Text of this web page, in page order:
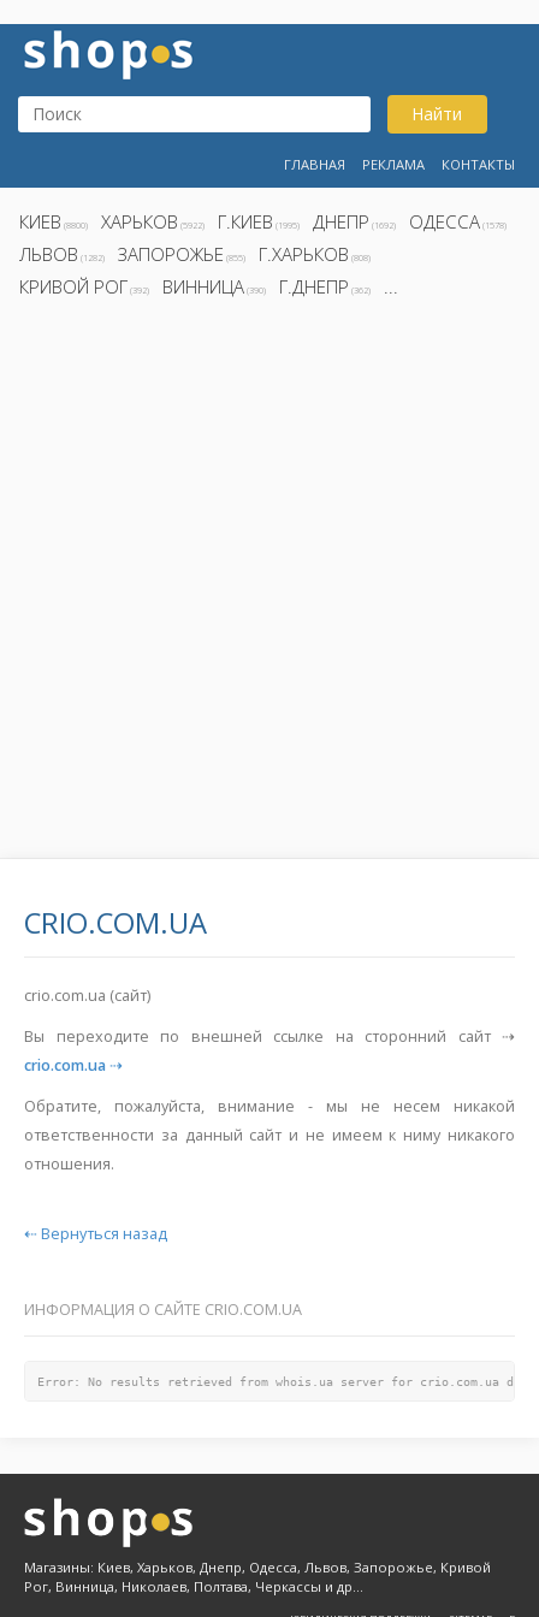
Найти
ГЛАВНАЯ РЕКЛАМА КОНТАКТЫ
КИЕВ (8800) ХАРЬКОВ (5922) Г.КИЕВ (1995) ДНЕПР (1692) ОДЕССА (1578)
ЛЬВОВ (1282) ЗАПОРОЖЬЕ (855) Г.ХАРЬКОВ (808)
КРИВОЙ РОГ (392) ВИННИЦА (390) Г.ДНЕПР (362) ...
CRIO.COM.UA
crio.com.ua (сайт)
Вы переходите по внешней ссылке на сторонний сайт ⇢
crio.com.ua⇢
Обратите, пожалуйста, внимание - мы не несем никакой
ответственности за данный сайт и не имеем к ниму никакого
отношения.
⇠ Вернуться назад
ИНФОРМАЦИЯ О САЙТЕ CRIO.COM.UA
Error: No results retrieved from whois.ua server for crio.com.ua
Магазины: Киев, Харьков, Днепр, Одесса, Львов, Запорожье, Кривой
Рог, Винница, Николаев, Полтава, Черкассы и др...